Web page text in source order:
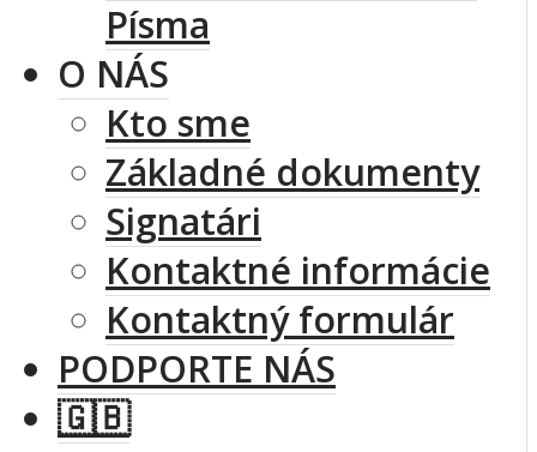
Písma
O NÁS
Kto sme
Základné dokumenty
Signatári
Kontaktné informácie
Kontaktný formulár
PODPORTE NÁS
🇬🇧